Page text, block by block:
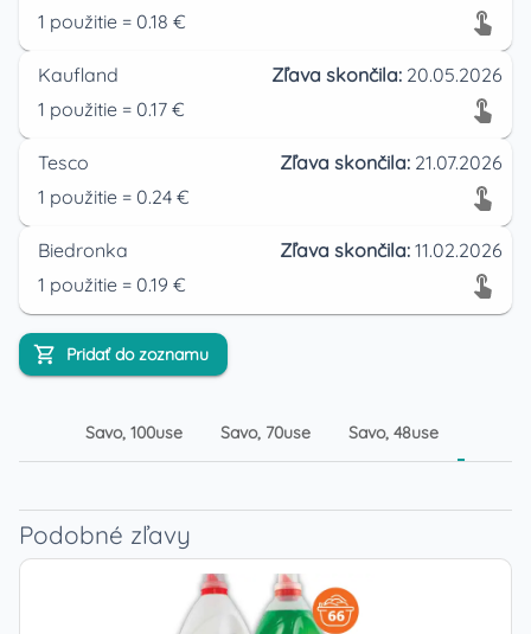
1 použitie = 0.18 €
Kaufland Zľava skončila: 20.05.2026
1 použitie = 0.17 €
Tesco Zľava skončila: 21.07.2026
1 použitie = 0.24 €
Biedronka Zľava skončila: 11.02.2026
1 použitie = 0.19 €
Pridať do zoznamu
Savo, 100use Savo, 70use Savo, 48use
Podobné zľavy